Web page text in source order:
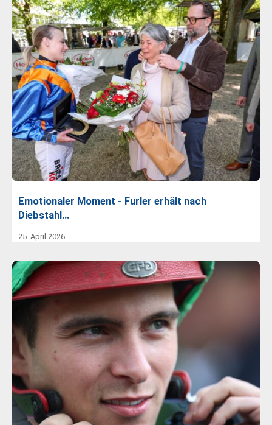
Emotionaler Moment - Furler erhält nach
Diebstahl…
25. April 2026